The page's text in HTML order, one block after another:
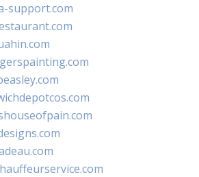
support.com